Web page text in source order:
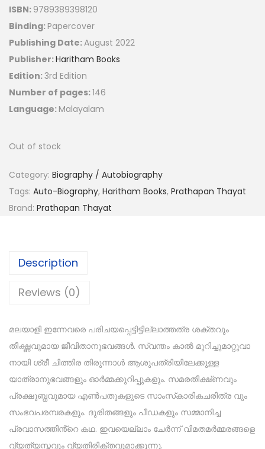
ISBN: 9789389398120
Binding: Papercover
Publishing Date:August 2022
Publisher:Haritham Books
Edition:3rd Edition
Number of pages:146
Language: Malayalam
Out of stock
Category: Biography / Autobiography
Tags: Auto-Biography, Haritham Books, Prathapan Thayat
Brand: Prathapan Thayat
Description
Reviews (0)
മലയാളി ഇന്നേവരെ പരിചയപ്പെട്ടിട്ടില്ലാത്തത്ര ശക്തവും
തീക്ഷ്ണവുമായ ജീവിതാനുഭവങ്ങൾ. സ്വന്തം കാൽ മുറിച്ചുമാറ്റുവാ
നായി ശ്രീ ചിത്തിര തിരുന്നാൾ ആശുപത്രിയിലേക്കുള്ള
യാത്രാനുഭവങ്ങളും ഓർമ്മക്കുറിപ്പുകളും. സമരതീക്ഷ്‌ണവും
പ്രക്ഷുബ്ധവുമായ എൺപതുകളുടെ സാംസ്‌കാരികചരിത്ര വും
സംഭവപരമ്പരകളും. ദുരിതങ്ങളും പീഡകളും സമ്മാനിച്ച
പ്രവാസത്തിൻ്റെ കഥ. ഇവയെല്ലാം ചേർന്ന് വിമതമർമ്മരങ്ങളെ
വ്യത്യസ്തവും വ്യതിരിക്തവുമാക്കുന്നു.